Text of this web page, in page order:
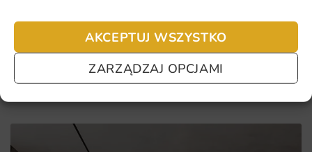
AKCEPTUJ WSZYSTKO
ZARZĄDZAJ OPCJAMI
Najczęściej zadawane pytania
Pomagamy i doradzamy przy każdym zakupie. Ale jeżeli